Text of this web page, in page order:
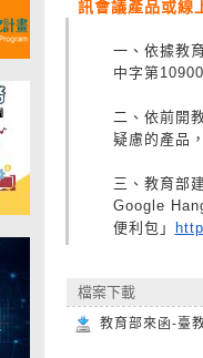
訊會議產品或線
一、依據教
中字第109
二、依前開
疑慮的產品，
三、教育部
Google
便利包」
檔案下載
教育部來函-臺